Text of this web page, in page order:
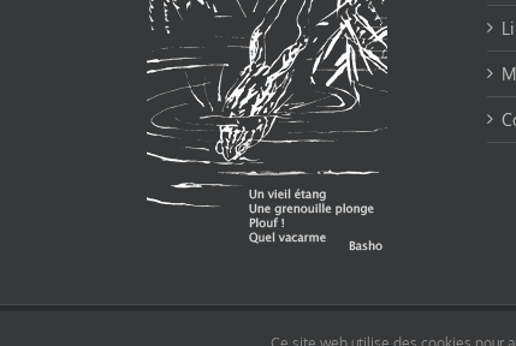
Ce site web utilise des cookies pour